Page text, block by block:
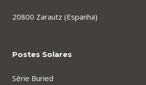
20800 Zarautz (Espanha)
Postes Solares
Série Buried